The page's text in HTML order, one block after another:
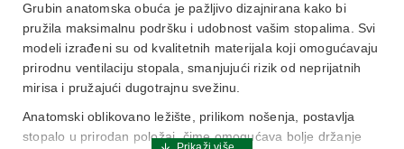
Grubin anatomska obuća je pažljivo dizajnirana kako bi
pružila maksimalnu podršku i udobnost vašim stopalima. Svi
modeli izrađeni su od kvalitetnih materijala koji omogućavaju
prirodnu ventilaciju stopala, smanjujući rizik od neprijatnih
mirisa i pružajući dugotrajnu svežinu.
Anatomski oblikovano ležište, prilikom nošenja, postavlja
stopalo u prirodan položaj, čime omogućava bolje držanje